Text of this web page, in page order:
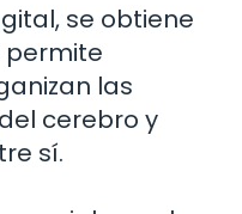
se obtiene
permite
las
cerebro y
sí.